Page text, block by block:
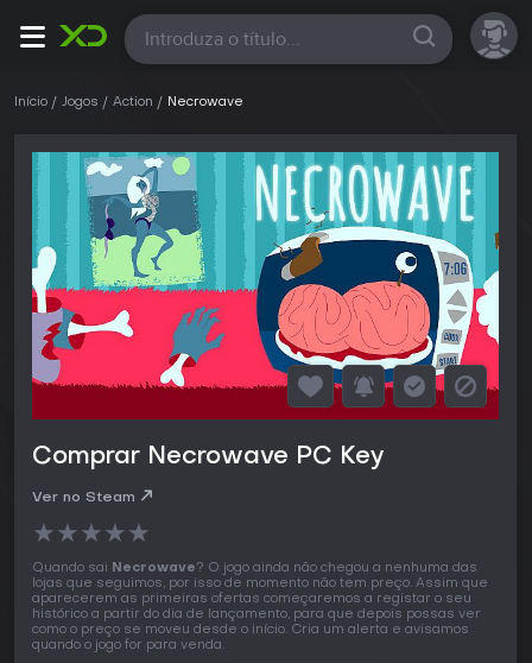
Todas
Início Jogos Action Necrowave
Comprar Necrowave PC Key
Ver no Steam
★★★★★
Quando sai Necrowave? O jogo ainda não chegou a nenhuma das
lojas que seguimos, por isso de momento não tem preço. Assim que
aparecerem as primeiras ofertas começaremos a registar o seu
histórico a partir do dia de lançamento, para que depois possas ver
como o preço se moveu desde o início. Cria um alerta e avisamos
quando o jogo for para venda.